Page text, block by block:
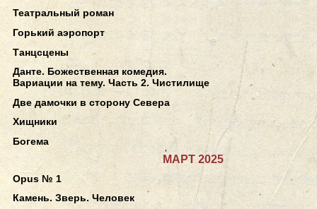
Театральный роман
Горький аэропорт
Танцсцены
Данте. Божественная комедия.
Вариации на тему. Часть 2. Чистилище
Две дамочки в сторону Севера
Хищники
Богема
МАРТ 2025
Opus № 1
Камень. Зверь. Человек